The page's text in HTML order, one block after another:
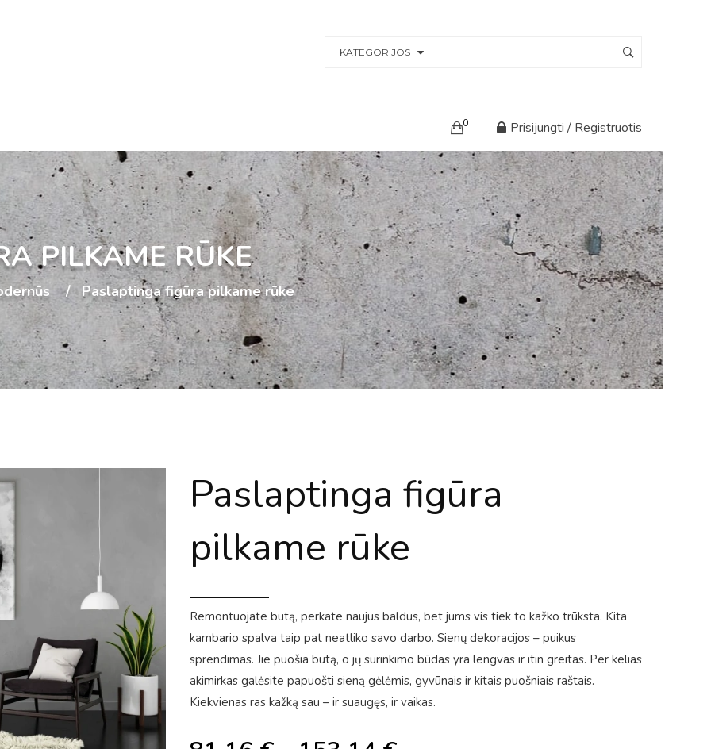
KATEGORIJOS
0 Prisijungti / Registruotis
PILKAME RŪKE
Paslaptinga figūra pilkame rūke
Paslaptinga figūra
pilkame rūke
Remontuojate butą, perkate naujus baldus, bet jums vis tiek to kažko trūksta. Kita
kambario spalva taip pat neatliko savo darbo. Sienų dekoracijos – puikus
sprendimas. Jie puošia butą, o jų surinkimo būdas yra lengvas ir itin greitas. Per kelias
akimirkas galėsite papuošti sieną gėlėmis, gyvūnais ir kitais puošniais raštais.
Kiekvienas ras kažką sau – ir suaugęs, ir vaikas.